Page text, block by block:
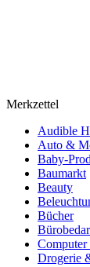
Merkzettel
Audible
Auto &
Baby-
Baumarkt
Beauty
Bücher
Drogerie